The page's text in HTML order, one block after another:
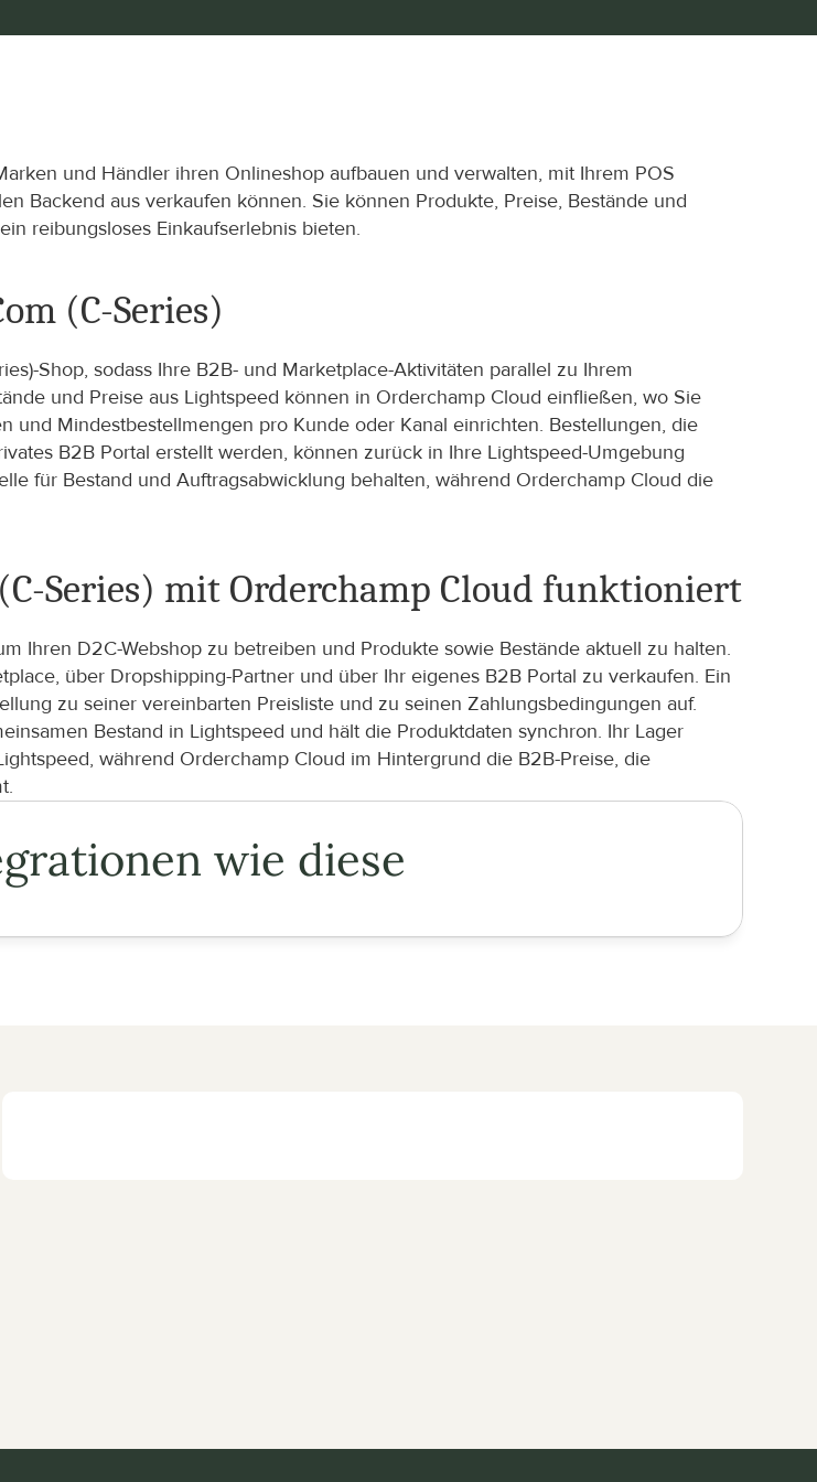
und Händler ihren Onlineshop aufbauen und verwalten, mit Ihrem POS
Backend aus verkaufen können. Sie können Produkte, Preise, Bestände und
reibungsloses Einkaufserlebnis bieten.
(C-Series)
Shop, sodass Ihre B2B- und Marketplace-Aktivitäten parallel zu Ihrem
und Preise aus Lightspeed können in Orderchamp Cloud einfließen, wo Sie
und Mindestbestellmengen pro Kunde oder Kanal einrichten. Bestellungen, die
B2B Portal erstellt werden, können zurück in Ihre Lightspeed-Umgebung
für Bestand und Auftragsabwicklung behalten, während Orderchamp Cloud die
Series) mit Orderchamp Cloud funktioniert
Ihren D2C-Webshop zu betreiben und Produkte sowie Bestände aktuell zu halten.
über Dropshipping-Partner und über Ihr eigenes B2B Portal zu verkaufen. Ein
zu seiner vereinbarten Preisliste und zu seinen Zahlungsbedingungen auf.
Bestand in Lightspeed und hält die Produktdaten synchron. Ihr Lager
während Orderchamp Cloud im Hintergrund die B2B-Preise, die
wie diese